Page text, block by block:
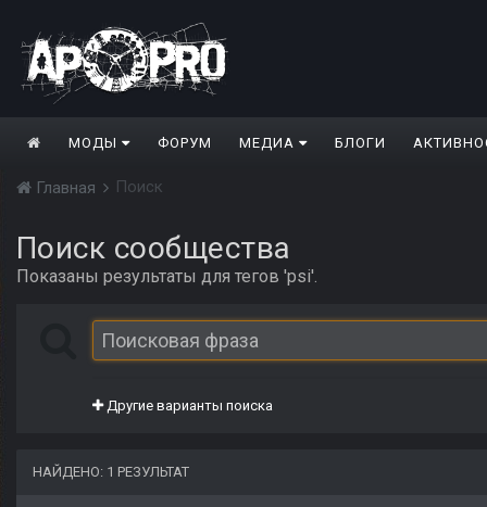
МОДЫ ФОРУМ МЕДИА БЛОГИ
Главная Поиск
Поиск сообщества
Показаны результаты для тегов 'psi'.
Другие варианты поиска
НАЙДЕНО: 1 РЕЗУЛЬТАТ